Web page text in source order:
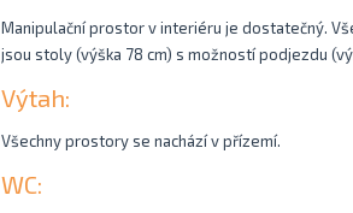
Manipulační prostor v interiéru je dostatečný.
jsou stoly (výška 78 cm) s možností podjezdu
Výtah:
Všechny prostory se nachází v přízemí.
WC: